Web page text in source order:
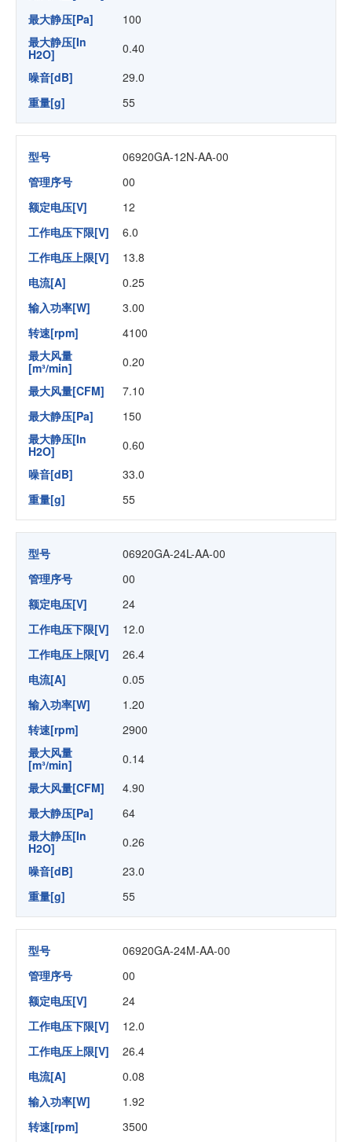
最大静压[Pa]
100
最大静压[In
H2O]
0.40
噪音[dB]
29.0
重量[g]
55
型号
06920GA-12N-AA-00
管理序号
00
额定电压[V]
12
工作电压下限[V]
6.0
工作电压上限[V]
13.8
电流[A]
0.25
输入功率[W]
3.00
转速[rpm]
4100
最大风量
[m³/min]
0.20
最大风量[CFM]
7.10
最大静压[Pa]
150
最大静压[In
H2O]
0.60
噪音[dB]
33.0
重量[g]
55
型号
06920GA-24L-AA-00
管理序号
00
额定电压[V]
24
工作电压下限[V]
12.0
工作电压上限[V]
26.4
电流[A]
0.05
输入功率[W]
1.20
转速[rpm]
2900
最大风量
[m³/min]
0.14
最大风量[CFM]
4.90
最大静压[Pa]
64
最大静压[In
H2O]
0.26
噪音[dB]
23.0
重量[g]
55
型号
06920GA-24M-AA-00
管理序号
00
额定电压[V]
24
工作电压下限[V]
12.0
工作电压上限[V]
26.4
电流[A]
0.08
输入功率[W]
1.92
转速[rpm]
3500